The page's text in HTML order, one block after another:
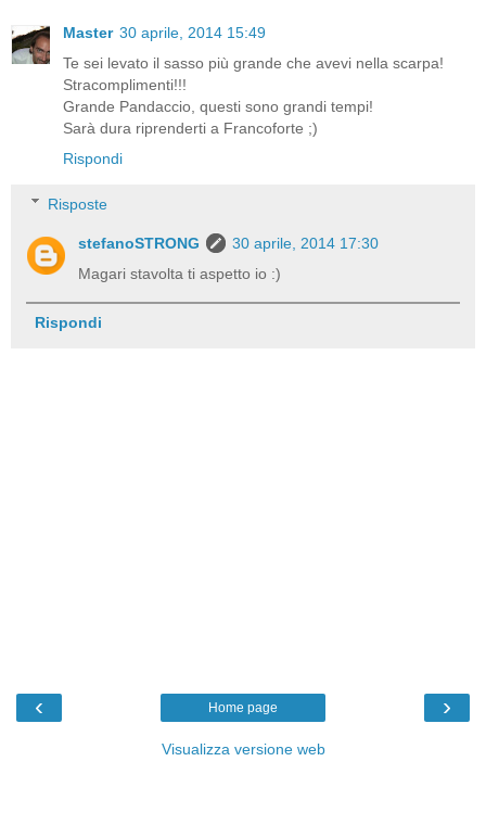
Master 30 aprile, 2014 15:49
Te sei levato il sasso più grande che avevi nella scarpa!
Stracomplimenti!!!
Grande Pandaccio, questi sono grandi tempi!
Sarà dura riprenderti a Francoforte ;)
Rispondi
Risposte
stefanoSTRONG
30 aprile, 2014 17:30
Magari stavolta ti aspetto io :)
Rispondi
‹ ›
Home page
Visualizza versione web